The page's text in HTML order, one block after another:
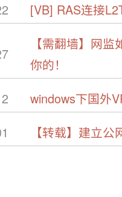
[VB] RAS连接
【需翻墙】网
你的！
windows下国外
【转载】建立公